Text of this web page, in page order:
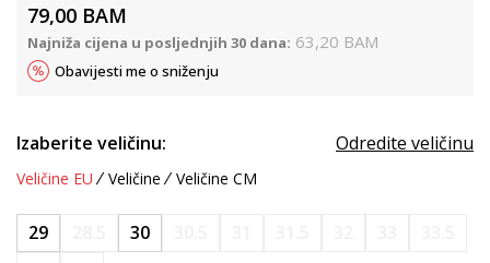
79,00 BAM
Najniža cijena u posljednjih 30 dana: 63,20 BAM
Obavijesti me o sniženju
Izaberite veličinu: Odredite veličinu
Veličine EU Veličine Veličine CM
29 30